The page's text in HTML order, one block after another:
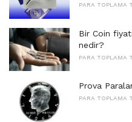
PARA TOPLAMA
Bir Coin
nedir?
PARA TOPLAMA
Prova
PARA TOPLAMA